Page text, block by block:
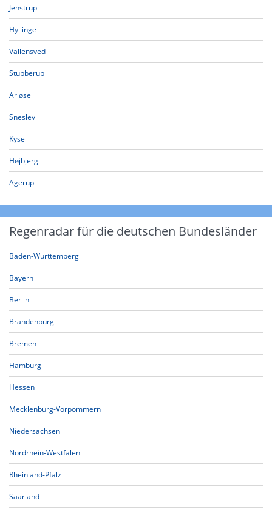
Jenstrup
Hyllinge
Vallensved
Stubberup
Arløse
Sneslev
Kyse
Højbjerg
Agerup
Regenradar für die deutschen Bundesländer
Baden-Württemberg
Bayern
Berlin
Brandenburg
Bremen
Hamburg
Hessen
Mecklenburg-Vorpommern
Niedersachsen
Nordrhein-Westfalen
Rheinland-Pfalz
Saarland